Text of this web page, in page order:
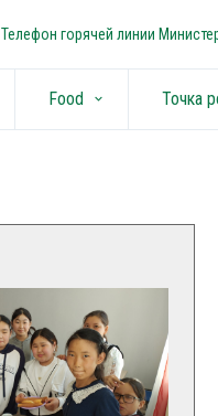
Телефон горячей линии
Food keyboard_arrow_down Точка